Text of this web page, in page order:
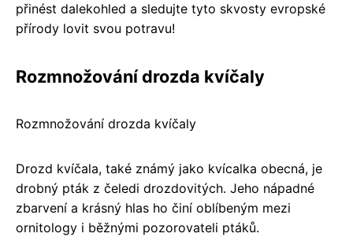
přinést dalekohled a sledujte tyto skvosty evropské
přírody lovit svou potravu!
Rozmnožování drozda kvíčaly
Rozmnožování drozda kvíčaly
Drozd kvíčala, také známý jako kvícalka obecná, je
drobný pták z čeledi drozdovitých. Jeho nápadné
zbarvení a krásný hlas ho činí oblíbeným mezi
ornitology i běžnými pozorovateli ptáků.